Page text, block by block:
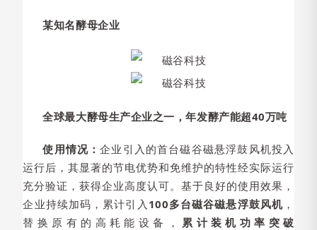
某知名酵母企业
全球最大酵母生产企业之一，年发酵产能超40万吨
使用情况：企业引入的首台磁谷磁悬浮鼓风机投入
运行后，其显著的节电优势和免维护的特性经实际运行
充分验证，获得企业高度认可。基于良好的使用效果，
企业持续加码，累计引入 100多台磁谷磁悬浮鼓风机 ，
替换原有的高耗能设备， 累计装机功率突破